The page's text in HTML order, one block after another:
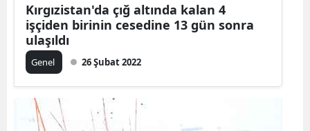
Kırgızistan'da çığ altında kalan 4
işçiden birinin cesedine 13 gün sonra
ulaşıldı
Genel 26 Şubat 2022